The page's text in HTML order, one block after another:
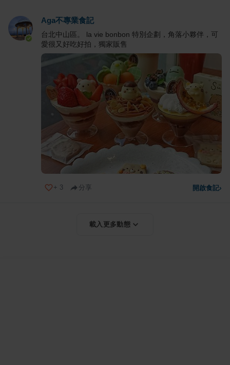
Aga不專業食記
台北中山區。 la vie bonbon 特別企劃，角落小夥伴，可
愛很又好吃好拍，獨家販售
+ 3 分享 開啟食記›
載入更多動態